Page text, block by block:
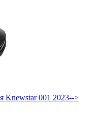
Knewstar 001 2023-->